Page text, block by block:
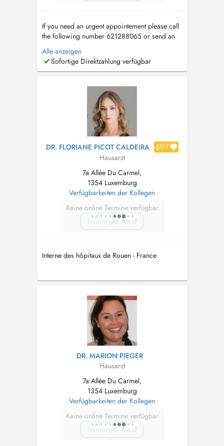
If you need an urgent appointement please call
the following number 621288065 or send an
email to
medicent@pt.lu
d'un RDV en urgence veuillez svp contacter le
secrétariat au 621288065 ou écrivez un mail à
please send your deta...
Alle anzeigen
Sofortige Direktzahlung verfügbar
DR. FLORIANE PICOT CALDEIRA 697
Hausarzt
7a Allée Du Carmel,
1354 Luxemburg
Verfügbarkeiten der Kollegen
Keine online Termine verfügbar
Termin per Anruf
Interne des hôpitaux de Rouen - France
DR. MARION PIEGER
Hausarzt
7a Allée Du Carmel,
1354 Luxemburg
Verfügbarkeiten der Kollegen
Keine online Termine verfügbar
Termin per Anruf